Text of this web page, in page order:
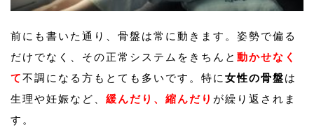
前にも書いた通り、骨盤は常に動きます。姿勢で偏る
だけでなく、その正常システムをきちんと 動かせなく
て不調になる方もとても多いです。特に 女性の骨盤は
生理や妊娠など、 緩んだり、縮んだり が繰り返されま
す。